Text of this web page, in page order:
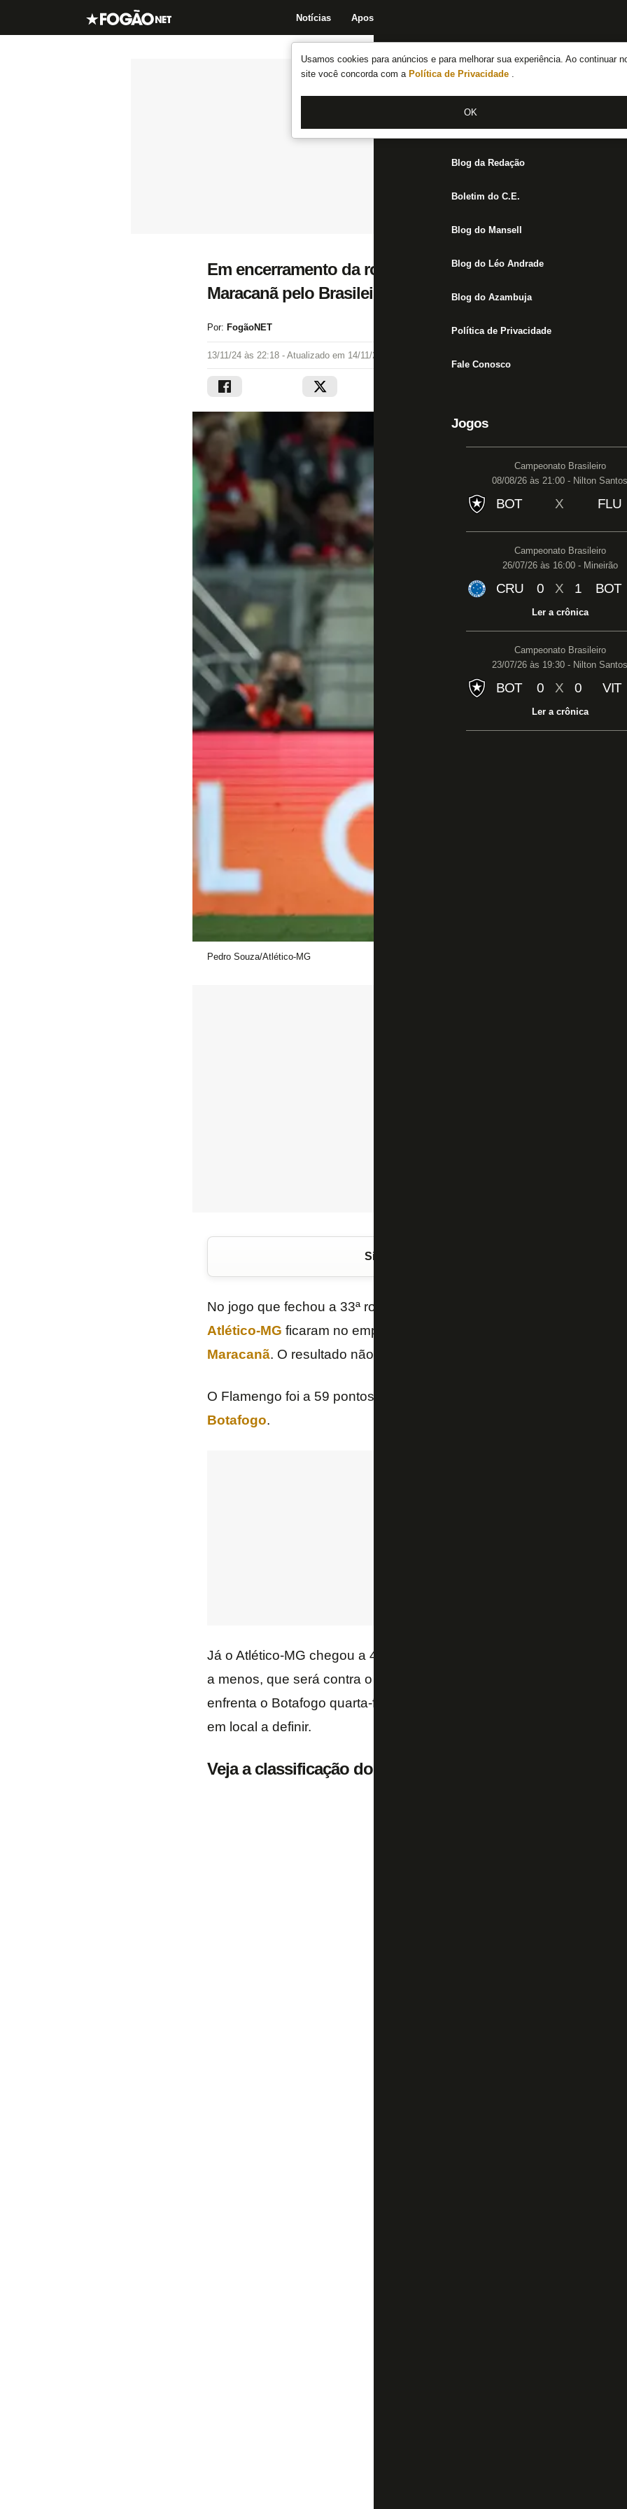
Usamos cookies para anúncios e para melhorar sua experiência. Ao continuar
site você concorda com a Política de Privacidade .
OK
Notícias Apostas
Notícias do Botafogo
Fórum
Jogos
Blog da Redação
Boletim do C.E.
Blog do Mansell
Blog do Léo Andrade
Blog do Azambuja
Política de Privacidade
Fale Conosco
Jogos
Campeonato Brasileiro
08/08/26 às 21:00 - Nilton Santos
BOT X FLU
Campeonato Brasileiro
26/07/26 às 16:00 - Mineirão
CRU 0 X 1 BOT
Ler a crônica
Campeonato Brasileiro
23/07/26 às 19:30 - Nilton Santos
BOT 0 X 0 VIT
Ler a crônica
Em encerramento da rodada, Flamengo e Atlético-MG
Maracanã pelo Brasileirão
Por: FogãoNET
13/11/24 às 22:18 - Atualizado em 14/11/24 às 14:10
Pedro Souza/Atlético-MG
Siga o FogãoNET
No jogo que fechou a 33ª rodada do
Atlético-MG ficaram no empate em 0 a 0, na noite desta quarta-feira
Maracanã. O resultado não foi bom para nenhuma das equipes.
O Flamengo foi a 59 pontos, na quarta posição, com nove a menos
Botafogo.
Já o Atlético-MG chegou a 42 pontos, na décima colocação. O time
a menos, que será contra o Athletico-PR, na Ligga Arena, sábado.
enfrenta o Botafogo quarta-feira em Belo Horizonte, a princípio com
em local a definir.
Veja a classificação do Brasileirão: